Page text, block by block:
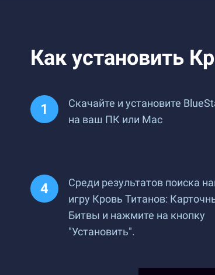
Как установить
Скачайте и установите
на ваш ПК или Mac
Среди результатов поиска
игру Кровь Титанов:
Битвы и нажмите на кнопку
"Установить".